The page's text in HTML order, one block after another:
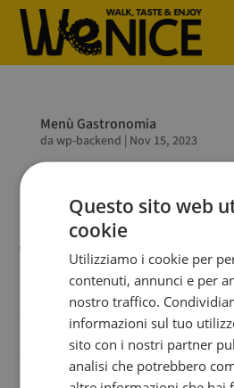
Menù Gastronomia
da wp-backend | Nov 15, 2023
WEnice - Walk, taste & enjoy | Calle
Panateria 319 – 30125 Venezia VE |
+39 348 346 5373|
wenice@wenice.it| P.iva
Questo sito web
cookie
Utilizziamo i cookie per
contenuti, annunci e per
nostro traffico.
informazioni sul tuo
sito con i nostri partner
analisi che potrebbero